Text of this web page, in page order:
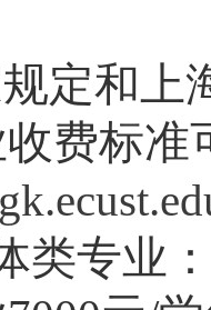
定和上
收费标
类专业